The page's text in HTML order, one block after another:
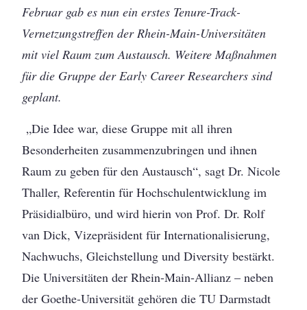
Februar gab es nun ein erstes Tenure-Track-
Vernetzungstreffen der Rhein-Main-Universitäten
mit viel Raum zum Austausch. Weitere Maßnahmen
für die Gruppe der Early Career Researchers sind
geplant.
„Die Idee war, diese Gruppe mit all ihren
Besonderheiten zusammenzubringen und ihnen
Raum zu geben für den Austausch“, sagt Dr. Nicole
Thaller, Referentin für Hochschulentwicklung im
Präsidialbüro, und wird hierin von Prof. Dr. Rolf
van Dick, Vizepräsident für Internationalisierung,
Nachwuchs, Gleichstellung und Diversity bestärkt.
Die Universitäten der Rhein-Main-Allianz – neben
der Goethe-Universität gehören die TU Darmstadt